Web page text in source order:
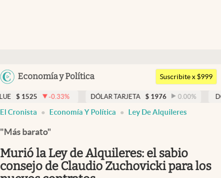
Argentina
Uruguay
Economía y Política
Members
Economía y Política
Finanzas y Mercados
Mercados Online
Negocios
Columnistas
Suscribite x $999
% DÓLAR TARJETA $ 1976 0.00% DÓLAR MEP
El Cronista Economía Y Política Ley De Alquileres
"Más barato"
Murió la Ley de Alquileres: el sabio
consejo de Claudio Zuchovicki para los